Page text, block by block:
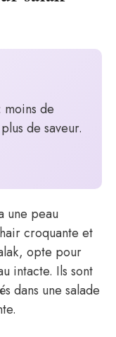
moins de
de saveur.
une peau
croquante et
opte pour
intacte. Ils sont
dans une salade